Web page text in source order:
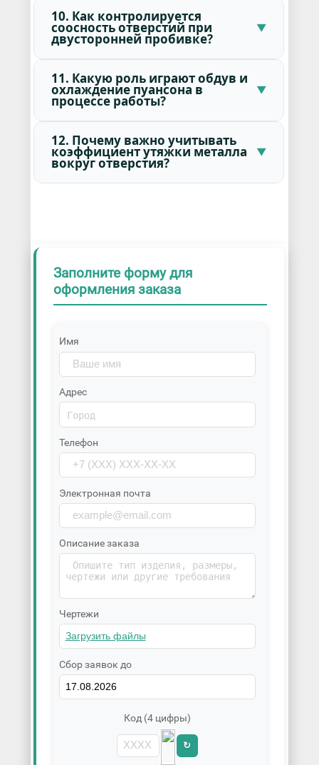
10. Как контролируется
соосность отверстий при
двусторонней пробивке?
11. Какую роль играют обдув и
охлаждение пуансона в
процессе работы?
12. Почему важно учитывать
коэффициент утяжки металла
вокруг отверстия?
Заполните форму для
оформления заказа
Имя
Адрес
Телефон
Электронная почта
Описание заказа
Чертежи
Сбор заявок до
Код (4 цифры)
↻